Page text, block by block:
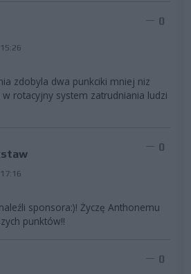
0
zdobyla dwa punkciki mniej niz
rotacyjny system zatrudniania ludzi
0
sponsora:)! Życzę Anthonemu
punktów!!
0